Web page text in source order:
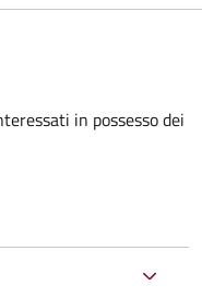
in possesso dei